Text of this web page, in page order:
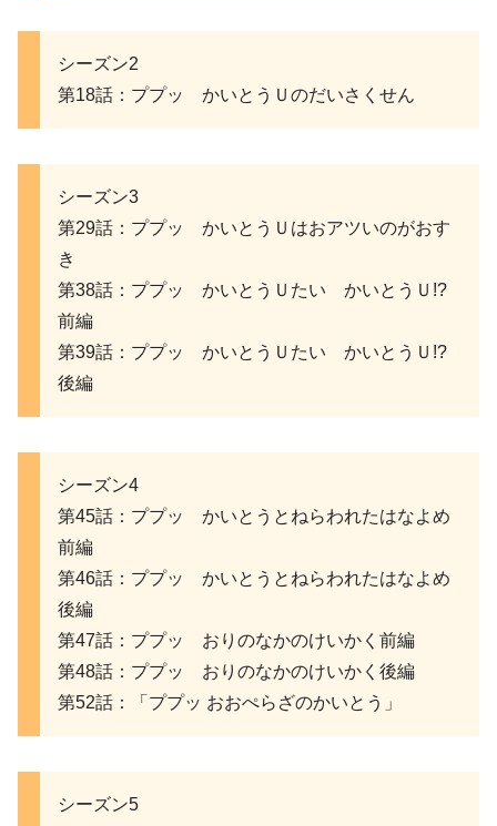
シーズン2
第18話：ププッ かいとうＵのだいさくせん
シーズン3
第29話：ププッ かいとうＵはおアツいのがおす
き
第38話：ププッ かいとうＵたい かいとうＵ!?
前編
第39話：ププッ かいとうＵたい かいとうＵ!?
後編
シーズン4
第45話：ププッ かいとうとねらわれたはなよめ
前編
第46話：ププッ かいとうとねらわれたはなよめ
後編
第47話：ププッ おりのなかのけいかく前編
第48話：ププッ おりのなかのけいかく後編
第52話：「ププッ おおぺらざのかいとう」
シーズン5